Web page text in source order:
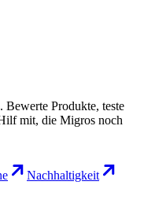
Produkte, teste
mit, die Migros noch
Nachhaltigkeit